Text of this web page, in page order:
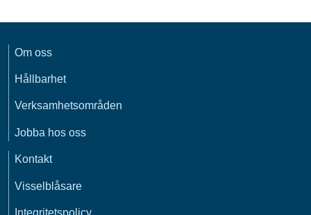
Om oss
Hållbarhet
Verksamhetsområden
Jobba hos oss
Kontakt
Visselblåsare
Integritetspolicy